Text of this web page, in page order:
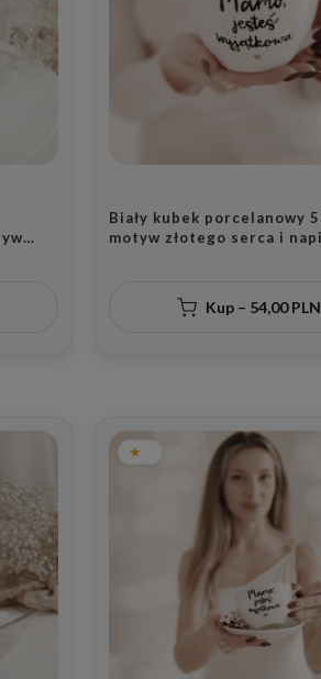
Biały kubek porcelanowy
motyw złotego serca i
Kup – 54,00 PLN